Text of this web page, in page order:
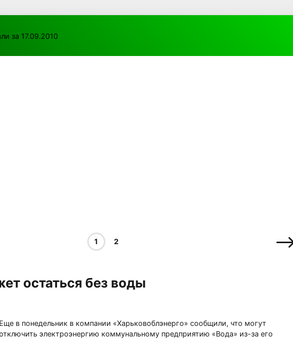
за 17.09.2010
1 2
остаться без воды
Еще в понедельник в компании «Харьковоблэнерго» сообщили, что могут
электроэнергию коммунальному предприятию «Вода» из-за его